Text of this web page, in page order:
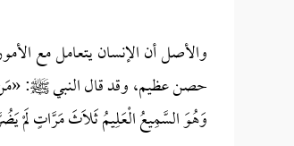
والأصل أن الإنسان يتعامل مع
حصن عظيم، وقد قال النبي ﷺ: «مَنْ
وَهُوَ السَّمِيعُ الْعَلِيمُ ثَلَاثَ مَرَّاتٍ لَمْ